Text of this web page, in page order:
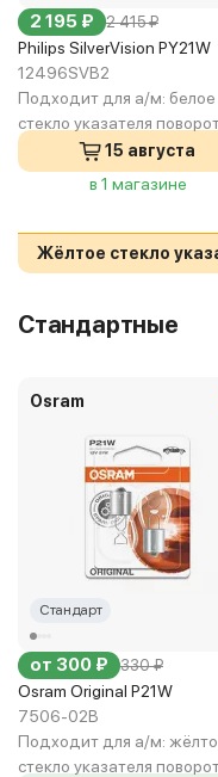
2 195 ₽ 2 415 ₽
Philips SilverVision PY21W
12496SVB2
Подходит для а/м: белое
стекло указателя
15 августа
в 1 магазине
Жёлтое стекло
Стандартные
Osram
Стандарт
от 300 ₽ 330 ₽
Osram Original P21W
7506-02B
Подходит для а/м:
стекло указателя